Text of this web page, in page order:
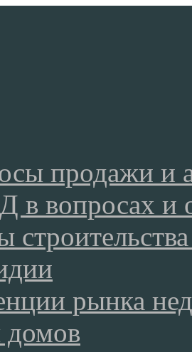
продажи и
вопросах и
рынка